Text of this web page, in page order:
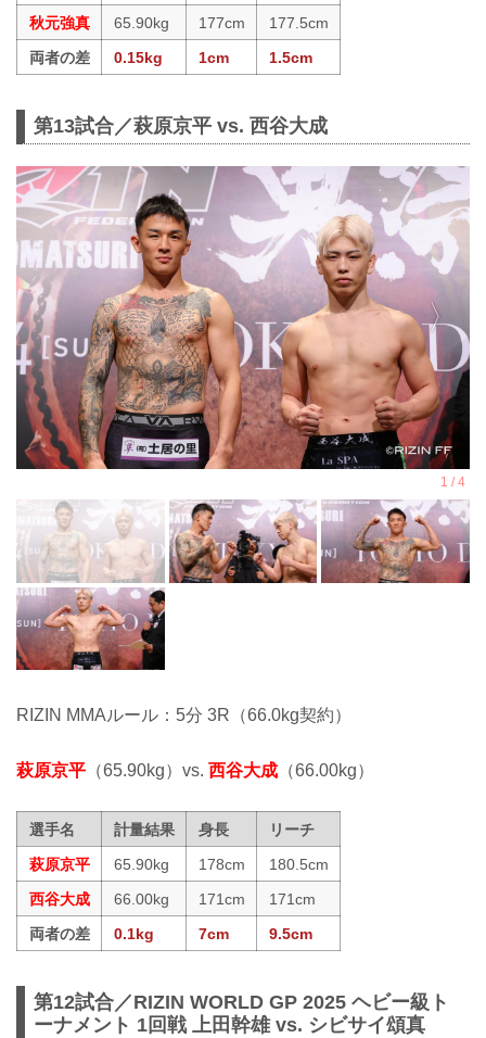
秋元強真
65.90kg 177cm
177.5cm
両者の差
0.15kg 1cm 1.5cm
第13試合／萩原京平 vs. 西谷大成
RIZIN MMAルール：5分 3R（66.0kg契約）
萩原京平 （65.90kg）vs. 西谷大成 （66.00kg）
選手名 計量結果 身長
リーチ
萩原京平
65.90kg 178cm
180.5cm
西谷大成
66.00kg 171cm
171cm
両者の差
0.1kg 7cm 9.5cm
第12試合／RIZIN WORLD GP 2025 ヘビー級ト
ーナメント 1回戦 上田幹雄 vs. シビサイ頌真